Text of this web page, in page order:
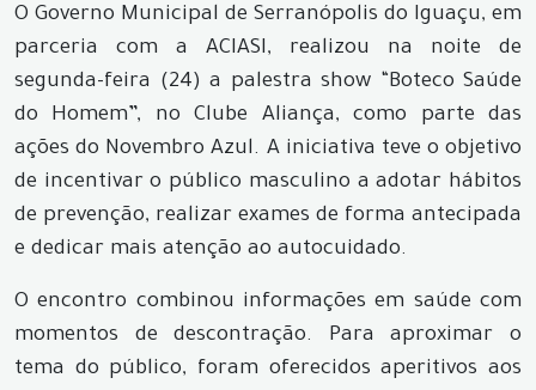
O Governo Municipal de Serranópolis do Iguaçu, em
parceria com a ACIASI, realizou na noite de
segunda-feira (24) a palestra show “Boteco Saúde
do Homem”, no Clube Aliança, como parte das
ações do Novembro Azul. A iniciativa teve o objetivo
de incentivar o público masculino a adotar hábitos
de prevenção, realizar exames de forma antecipada
e dedicar mais atenção ao autocuidado.
O encontro combinou informações em saúde com
momentos de descontração. Para aproximar o
tema do público, foram oferecidos aperitivos aos